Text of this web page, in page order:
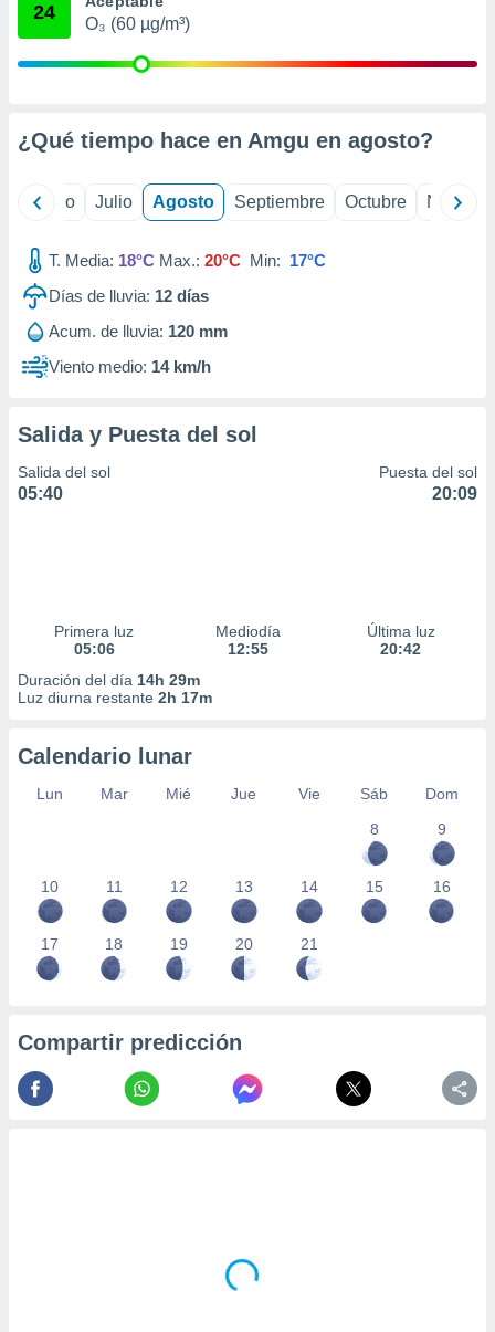
publicidad
publicidad
1199
24
O₃ (60 µg/m³)
¿Qué tiempo hace en Amgu en agosto?
Junio Julio Agosto Septiembre Octubre
T. Media: 18°C Max.: 20°C Min: 17°C
Días de lluvia: 12 días
Acum. de lluvia: 120 mm
Viento medio: 14 km/h
Salida y Puesta del sol
Salida del sol
05:40
Puesta del sol
20:09
Primera luz
05:06
Mediodía
12:55
Última luz
20:42
Duración del día 14h 29m
Luz diurna restante 2h 17m
Calendario lunar
Lun Mar Mié Jue Vie Sáb
Dom
8
9
10 11 12 13 14 15 16
17 18 19 20 21
Compartir predicción